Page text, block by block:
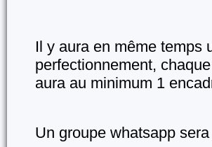
Il y aura en même temps
perfectionnement,
aura au minimum 1
Un groupe whatsapp